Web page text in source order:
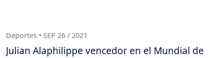
Deportes • SEP 26 / 2021
Julian Alaphilippe vencedor en el Mundial de